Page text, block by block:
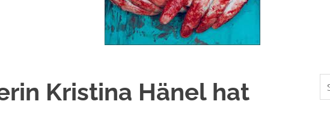
Kristina Hänel hat